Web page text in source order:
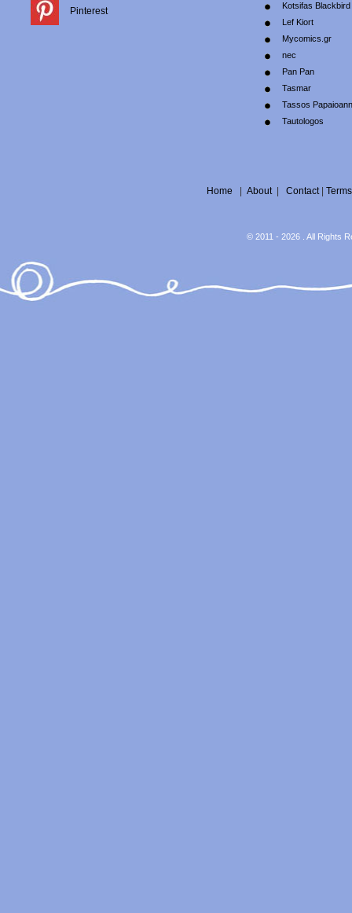
Pinterest
Kotsifas Blackbird
Lef Kiort
Mycomics.gr
nec
Pan Pan
Tasmar
Tassos
Tautologos
Home About| Contact| Terms
© 2011 - 2026 . All Rights